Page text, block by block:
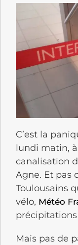
C’est la
lundi matin,
canalisation
Agne. Et pas
Toulousains
vélo, Météo
Mais pas de